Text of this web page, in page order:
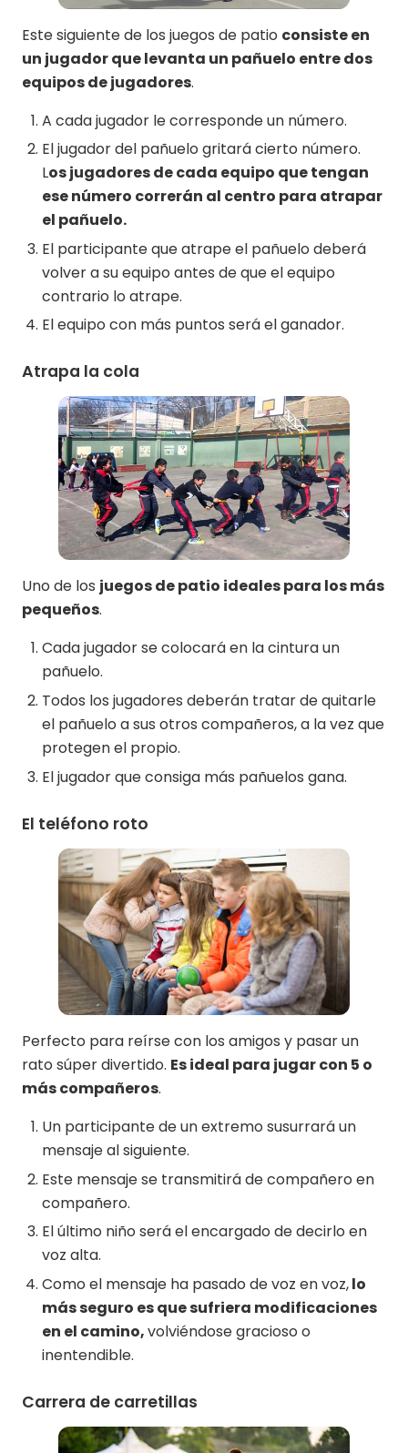
Este siguiente de los juegos de patio consiste en
un jugador que levanta un pañuelo entre dos
equipos de jugadores.
A cada jugador le corresponde un número.
El jugador del pañuelo gritará cierto número.
Los jugadores de cada equipo que tengan
ese número correrán al centro para atrapar
el pañuelo.
El participante que atrape el pañuelo deberá
volver a su equipo antes de que el equipo
contrario lo atrape.
El equipo con más puntos será el ganador.
Atrapa la cola
Uno de los juegos de patio ideales para los más
pequeños.
Cada jugador se colocará en la cintura un
pañuelo.
Todos los jugadores deberán tratar de quitarle
el pañuelo a sus otros compañeros, a la vez que
protegen el propio.
El jugador que consiga más pañuelos gana.
El teléfono roto
Perfecto para reírse con los amigos y pasar un
rato súper divertido. Es ideal para jugar con 5 o
más compañeros.
Un participante de un extremo susurrará un
mensaje al siguiente.
Este mensaje se transmitirá de compañero en
compañero.
El último niño será el encargado de decirlo en
voz alta.
Como el mensaje ha pasado de voz en voz,lo
más seguro es que sufriera modificaciones
en el camino,volviéndose gracioso o
inentendible.
Carrera de carretillas